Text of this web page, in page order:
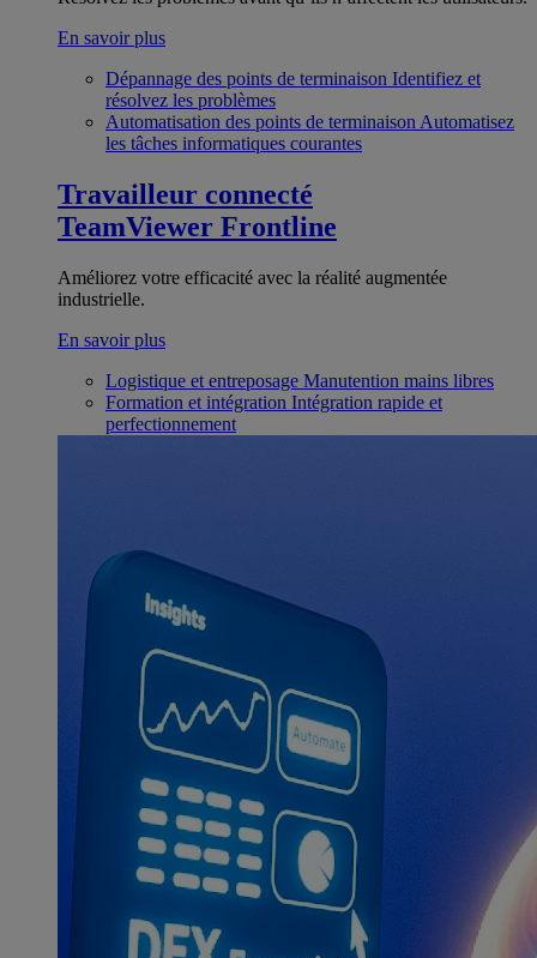
En savoir plus
Dépannage des points de terminaison Identifiez et
résolvez les problèmes
Automatisation des points de terminaison Automatisez
les tâches informatiques courantes
Travailleur connecté
TeamViewer Frontline
Améliorez votre efficacité avec la réalité augmentée
industrielle.
En savoir plus
Logistique et entreposage Manutention mains libres
Formation et intégration Intégration rapide et
perfectionnement